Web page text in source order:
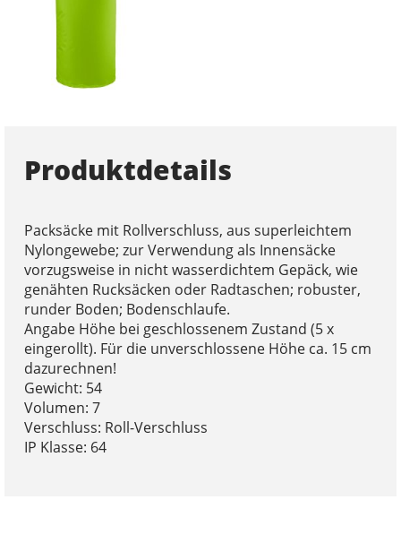
Produktdetails
Packsäcke mit Rollverschluss, aus superleichtem
Nylongewebe; zur Verwendung als Innensäcke
vorzugsweise in nicht wasserdichtem Gepäck, wie
genähten Rucksäcken oder Radtaschen; robuster,
runder Boden; Bodenschlaufe.
Angabe Höhe bei geschlossenem Zustand (5 x
eingerollt). Für die unverschlossene Höhe ca. 15 cm
dazurechnen!
Gewicht: 54
Volumen: 7
Verschluss: Roll-Verschluss
IP Klasse: 64